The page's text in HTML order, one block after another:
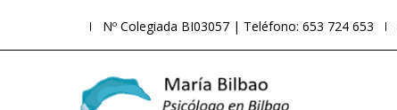
Nº Colegiada BI03057 | Teléfono: 653 724 653